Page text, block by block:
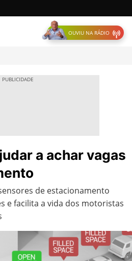
OUVIU NA RÁDIO
a achar vagas
de estacionamento
e facilita a vida dos motoristas